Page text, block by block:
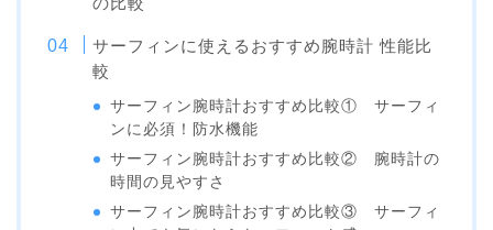
サーフィンに使えるおすすめ腕時計 性能比
較
サーフィン腕時計おすすめ比較① サーフィ
ンに必須！防水機能
サーフィン腕時計おすすめ比較② 腕時計の
時間の見やすさ
サーフィン腕時計おすすめ比較③ サーフィ